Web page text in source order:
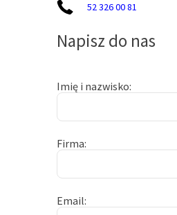
52 326 00 81
Napisz do nas
Imię i nazwisko
Firma
Email